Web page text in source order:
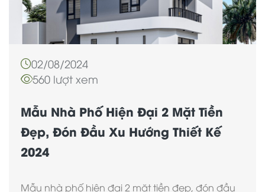
02/08/2024
560 lượt xem
Mẫu Nhà Phố Hiện Đại 2 Mặt Tiền
Đẹp, Đón Đầu Xu Hướng Thiết Kế
2024
Mẫu nhà phố hiện đại 2 mặt tiền đẹp, đón đầu